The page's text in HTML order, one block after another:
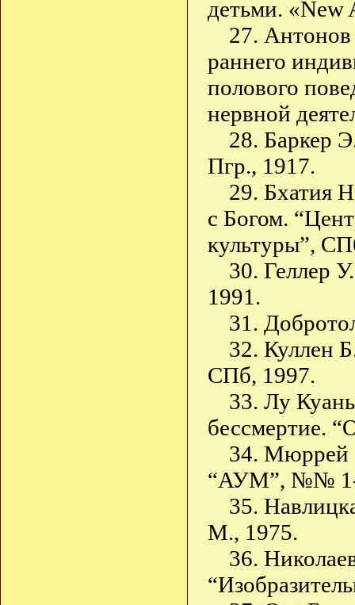
детьми. «New
27.
раннего
полового
нервной
28. Баркер
Пгр., 1917.
29. Бхатия
с Богом.
культуры”,
30. Геллер
1991.
31.
32. Куллен
СПб, 1997.
33. Лу
бессмертие.
34. Мюррей
“АУМ”, №№ 1-
35.
М., 1975.
36.